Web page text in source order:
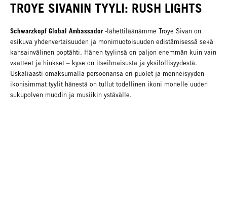
TROYE SIVANIN TYYLI: RUSH LIGHTS
Schwarzkopf Global Ambassador -lähettiläänämme Troye Sivan on
esikuva yhdenvertaisuuden ja monimuotoisuuden edistämisessä sekä
kansainvälinen poptähti. Hänen tyylinsä on paljon enemmän kuin vain
vaatteet ja hiukset – kyse on itseilmaisusta ja yksilöllisyydestä.
Uskaliaasti omaksumalla persoonansa eri puolet ja menneisyyden
ikonisimmat tyylit hänestä on tullut todellinen ikoni monelle uuden
sukupolven muodin ja musiikin ystävälle.